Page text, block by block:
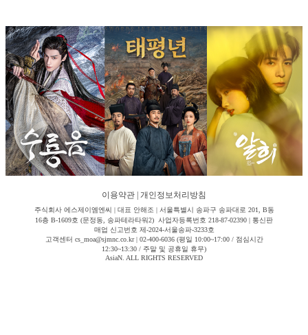
이용약관 개인정보처리방침
주식회사 에스제이엠엔씨 | 대표 안해조 | 서울특별시 송파구 송파대로 201, B동
16층 B-1609호 (문정동, 송파테라타워2) 사업자등록번호 218-87-02390 | 통신판
매업 신고번호 제-2024-서울송파-3233호
고객센터 cs_moa@sjmnc.co.kr | 02-400-6036 (평일 10:00~17:00 / 점심시간
12:30~13:30 / 주말 및 공휴일 휴무)
AsiaN. ALL RIGHTS RESERVED